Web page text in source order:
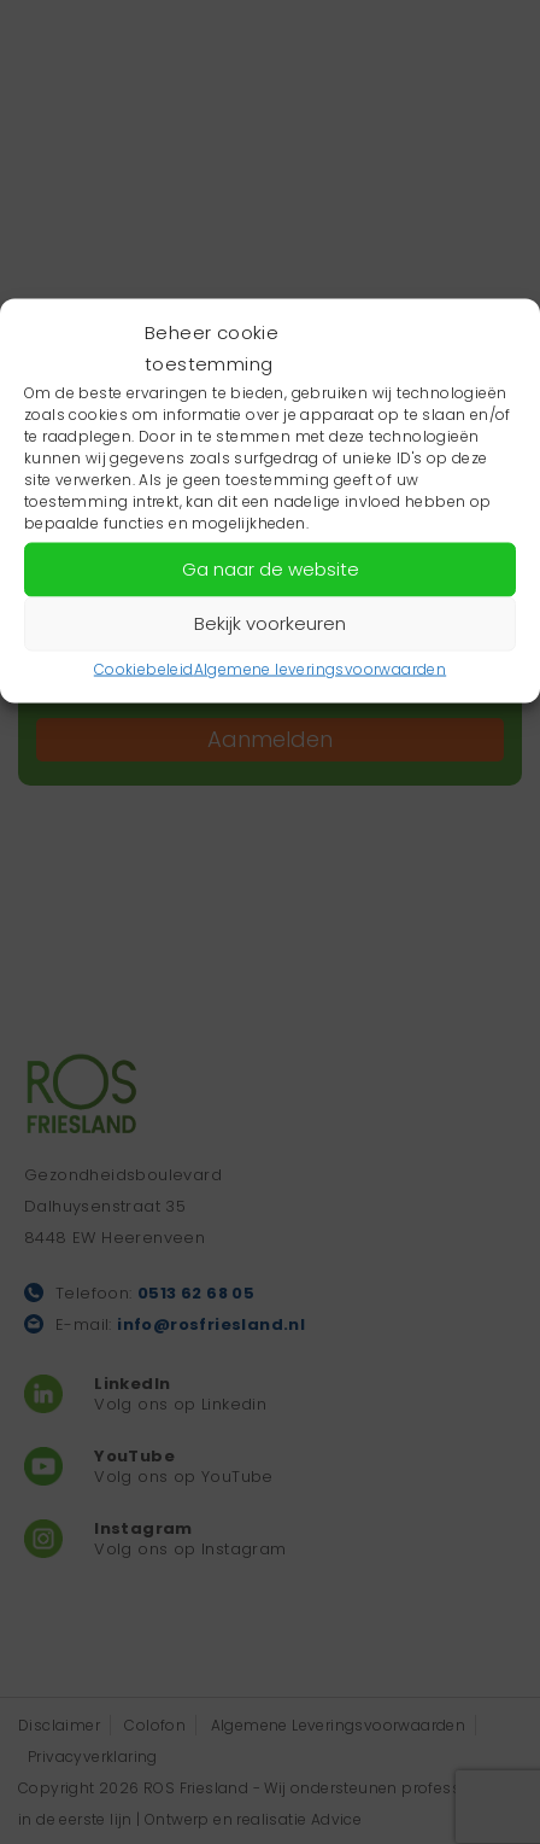
Beheer cookie
toestemming
Om de beste ervaringen te bieden, gebruiken wij technologieën
zoals cookies om informatie over je apparaat op te slaan en/of
te raadplegen. Door in te stemmen met deze technologieën
kunnen wij gegevens zoals surfgedrag of unieke ID's op deze
site verwerken. Als je geen toestemming geeft of uw
toestemming intrekt, kan dit een nadelige invloed hebben op
bepaalde functies en mogelijkheden.
Ga naar de website
Bekijk voorkeuren
CookiebeleidAlgemene leveringsvoorwaarden
Wil je niets missen?
Wil je op de hoogte blijven van het laatste
zorgnieuws in jouw regio? Schrijf je dan in voor
onze nieuwsbrief.
Aanmelden
Gezondheidsboulevard
Dalhuysenstraat 35
8448 EW Heerenveen
Telefoon: 0513 62 68 05
E-mail: info@rosfriesland.nl
LinkedIn
Volg ons op Linkedin
YouTube
Volg ons op YouTube
Instagram
Volg ons op Instagram
Disclaimer Colofon
Algemene Leveringsvoorwaarden
Privacyverklaring
Copyright 2026 ROS Friesland - Wij ondersteunen professionals
in de eerste lijn | Ontwerp en realisatie Advice